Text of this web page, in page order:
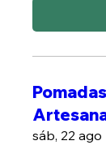
sáb, 22 ago